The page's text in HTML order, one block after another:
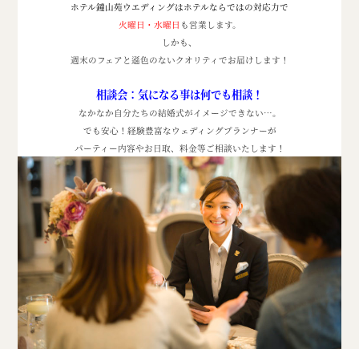
ホテル鐘山苑ウエディングはホテルならではの対応力で
火曜日・水曜日 も営業します。
しかも、
週末のフェアと遜色のないクオリティでお届けします！
相談会：気になる事は何でも相談！
なかなか自分たちの結婚式がイメージできない…。
でも安心！経験豊富なウェディングプランナーが
パーティー内容やお日取、料金等ご相談いたします！